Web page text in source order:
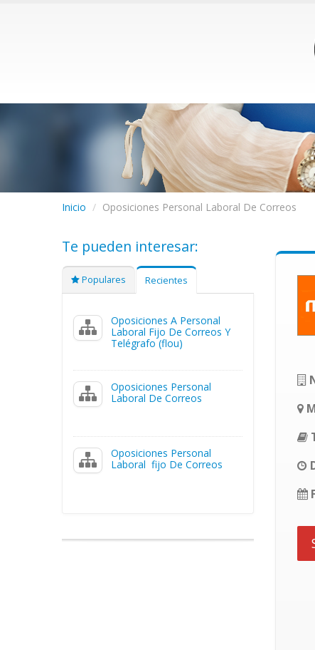
Inicio / Oposiciones Personal Laboral De Correos
Te pueden interesar:
Populares Recientes
Oposiciones A Personal
Laboral Fijo De Correos Y
Telégrafo (flou)
Oposiciones Personal
Laboral De Correos
Oposiciones Personal
Laboral fijo De Correos